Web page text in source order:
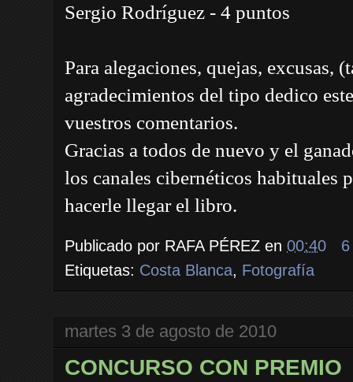
Sergio Rodríguez - 4 puntos
Para alegaciones, quejas, excusas,
agradecimientos del tipo dedico
vuestros comentarios.
Gracias a todos de nuevo y el
los canales cibernéticos habituales
hacerle llegar el libro.
Publicado por RAFA PÉREZ en 00:40
Etiquetas: Costa Blanca, Fotografía
martes 3 de agosto de 2010
CONCURSO CON PREMIO